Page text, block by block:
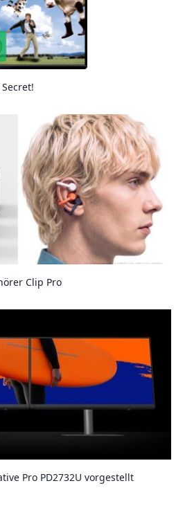
Clip Pro
Pro PD2732U vorgestellt